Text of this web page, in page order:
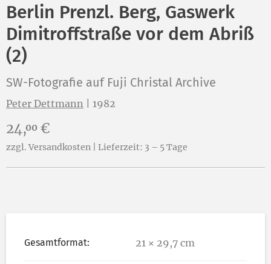
Berlin Prenzl. Berg, Gaswerk
Dimitroffstraße vor dem Abriß
(2)
SW-Fotografie auf Fuji Christal Archive
Peter Dettmann 1982
Preis:
24,00 €
zzgl. Versandkosten | Lieferzeit: 3 – 5 Tage
Gesamtformat: 21 × 29,7 cm